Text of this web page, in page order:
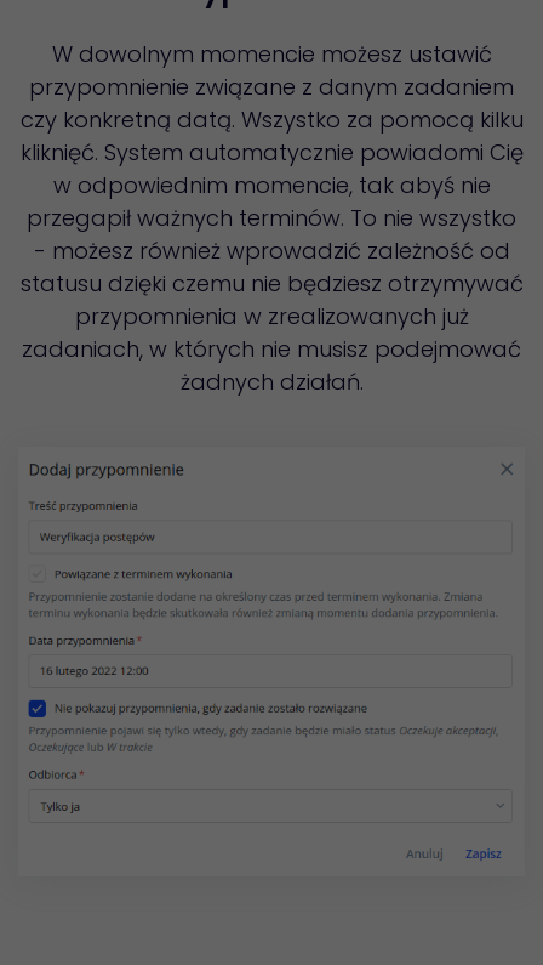
W dowolnym momencie możesz ustawić
przypomnienie związane z danym zadaniem
czy konkretną datą. Wszystko za pomocą kilku
kliknięć. System automatycznie powiadomi Cię
w odpowiednim momencie, tak abyś nie
przegapił ważnych terminów. To nie wszystko
- możesz również wprowadzić zależność od
statusu dzięki czemu nie będziesz otrzymywać
przypomnienia w zrealizowanych już
zadaniach, w których nie musisz podejmować
żadnych działań.